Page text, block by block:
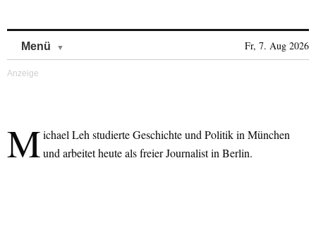
Menü Fr, 7. Aug 2026
Michael Leh studierte Geschichte und Politik in München
und arbeitet heute als freier Journalist in Berlin.